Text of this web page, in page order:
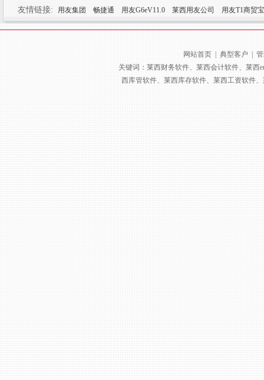
友情链接: 用友集团 畅捷通 用友G6eV11.0 莱西用友公司 用友T1商贸宝
网站首页 | 典型客户 |
关键词：莱西财务软件、莱西会计软件、莱西
西库管软件、莱西库存软件、莱西工资软件